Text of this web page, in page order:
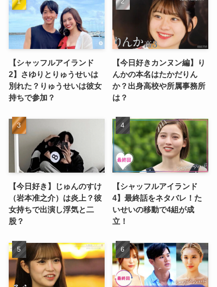
【シャッフルアイランド
2】さゆりとりゅうせいは
別れた？りゅうせいは彼女
持ちで参加？
【今日好きカンヌン編】り
んかの本名はたかだりん
か？出身高校や所属事務所
は？
【今日好き】じゅんのすけ
（岩本准之介）は炎上？彼
女持ちで出演し浮気と二
股？
【シャッフルアイランド
4】最終話をネタバレ！た
いせいの移動で4組が成
立！